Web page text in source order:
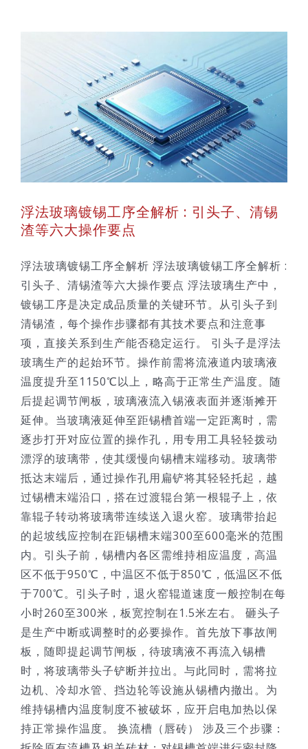
浮法玻璃镀锡工序全解析 : 引头子、清锡
渣等六大操作要点
浮法玻璃镀锡工序全解析 浮法玻璃镀锡工序全解析 :
引头子、清锡渣等六大操作要点 浮法玻璃生产中，
镀锡工序是决定成品质量的关键环节。从引头子到
清锡渣，每个操作步骤都有其技术要点和注意事
项，直接关系到生产能否稳定运行。 引头子是浮法
玻璃生产的起始环节。操作前需将流液道内玻璃液
温度提升至1150℃以上，略高于正常生产温度。随
后提起调节闸板，玻璃液流入锡液表面并逐渐摊开
延伸。当玻璃液延伸至距锡槽首端一定距离时，需
逐步打开对应位置的操作孔，用专用工具轻轻拨动
漂浮的玻璃带，使其缓慢向锡槽末端移动。玻璃带
抵达末端后，通过操作孔用扁铲将其轻轻托起，越
过锡槽末端沿口，搭在过渡辊台第一根辊子上，依
靠辊子转动将玻璃带连续送入退火窑。玻璃带抬起
的起坡线应控制在距锡槽末端300至600毫米的范围
内。引头子前，锡槽内各区需维持相应温度，高温
区不低于950℃，中温区不低于850℃，低温区不低
于700℃。引头子时，退火窑辊道速度一般控制在每
小时260至300米，板宽控制在1.5米左右。 砸头子
是生产中断或调整时的必要操作。首先放下事故闸
板，随即提起调节闸板，待玻璃液不再流入锡槽
时，将玻璃带头子铲断并拉出。与此同时，需将拉
边机、冷却水管、挡边轮等设施从锡槽内撤出。为
维持锡槽内温度制度不被破坏，应开启电加热以保
持正常操作温度。 换流槽（唇砖） 涉及三个步骤：